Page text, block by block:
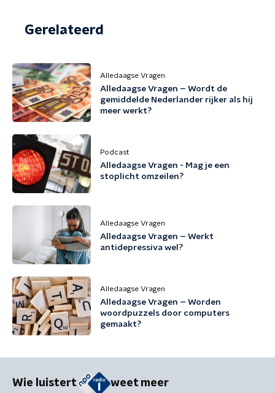
Gerelateerd
Alledaagse Vragen
Alledaagse Vragen – Wordt de
gemiddelde Nederlander rijker als hij
meer werkt?
Podcast
Alledaagse Vragen - Mag je een
stoplicht omzeilen?
Alledaagse Vragen
Alledaagse Vragen – Werkt
antidepressiva wel?
Alledaagse Vragen
Alledaagse Vragen – Worden
woordpuzzels door computers
gemaakt?
Wie luistert weet meer